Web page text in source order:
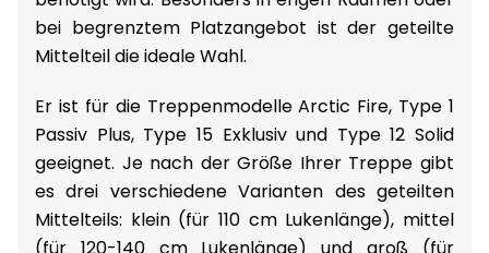
bei begrenztem Platzangebot ist der geteilte
Mittelteil die ideale Wahl.
Er ist für die Treppenmodelle Arctic Fire, Type 1
Passiv Plus, Type 15 Exklusiv und Type 12 Solid
geeignet. Je nach der Größe Ihrer Treppe gibt
es drei verschiedene Varianten des geteilten
Mittelteils: klein (für 110 cm Lukenlänge), mittel
(für 120-140 cm Lukenlänge) und groß (für